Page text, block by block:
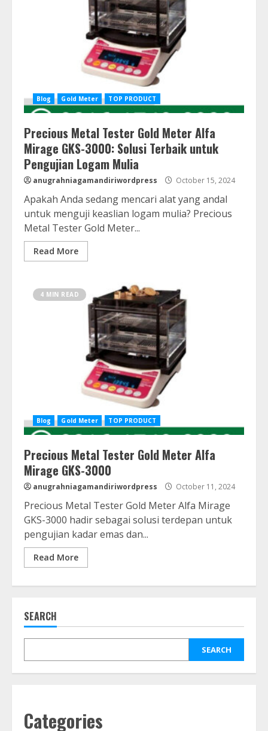
Blog Gold Meter TOP PRODUCT
Precious Metal Tester Gold Meter Alfa
Mirage GKS-3000: Solusi Terbaik untuk
Pengujian Logam Mulia
anugrahniagamandiriwordpress October 15, 2024
Apakah Anda sedang mencari alat yang andal
untuk menguji keaslian logam mulia? Precious
Metal Tester Gold Meter...
Read More
4 MIN READ
Blog Gold Meter TOP PRODUCT
Precious Metal Tester Gold Meter Alfa
Mirage GKS-3000
anugrahniagamandiriwordpress October 11, 2024
Precious Metal Tester Gold Meter Alfa Mirage
GKS-3000 hadir sebagai solusi terdepan untuk
pengujian kadar emas dan...
Read More
SEARCH
SEARCH
Categories